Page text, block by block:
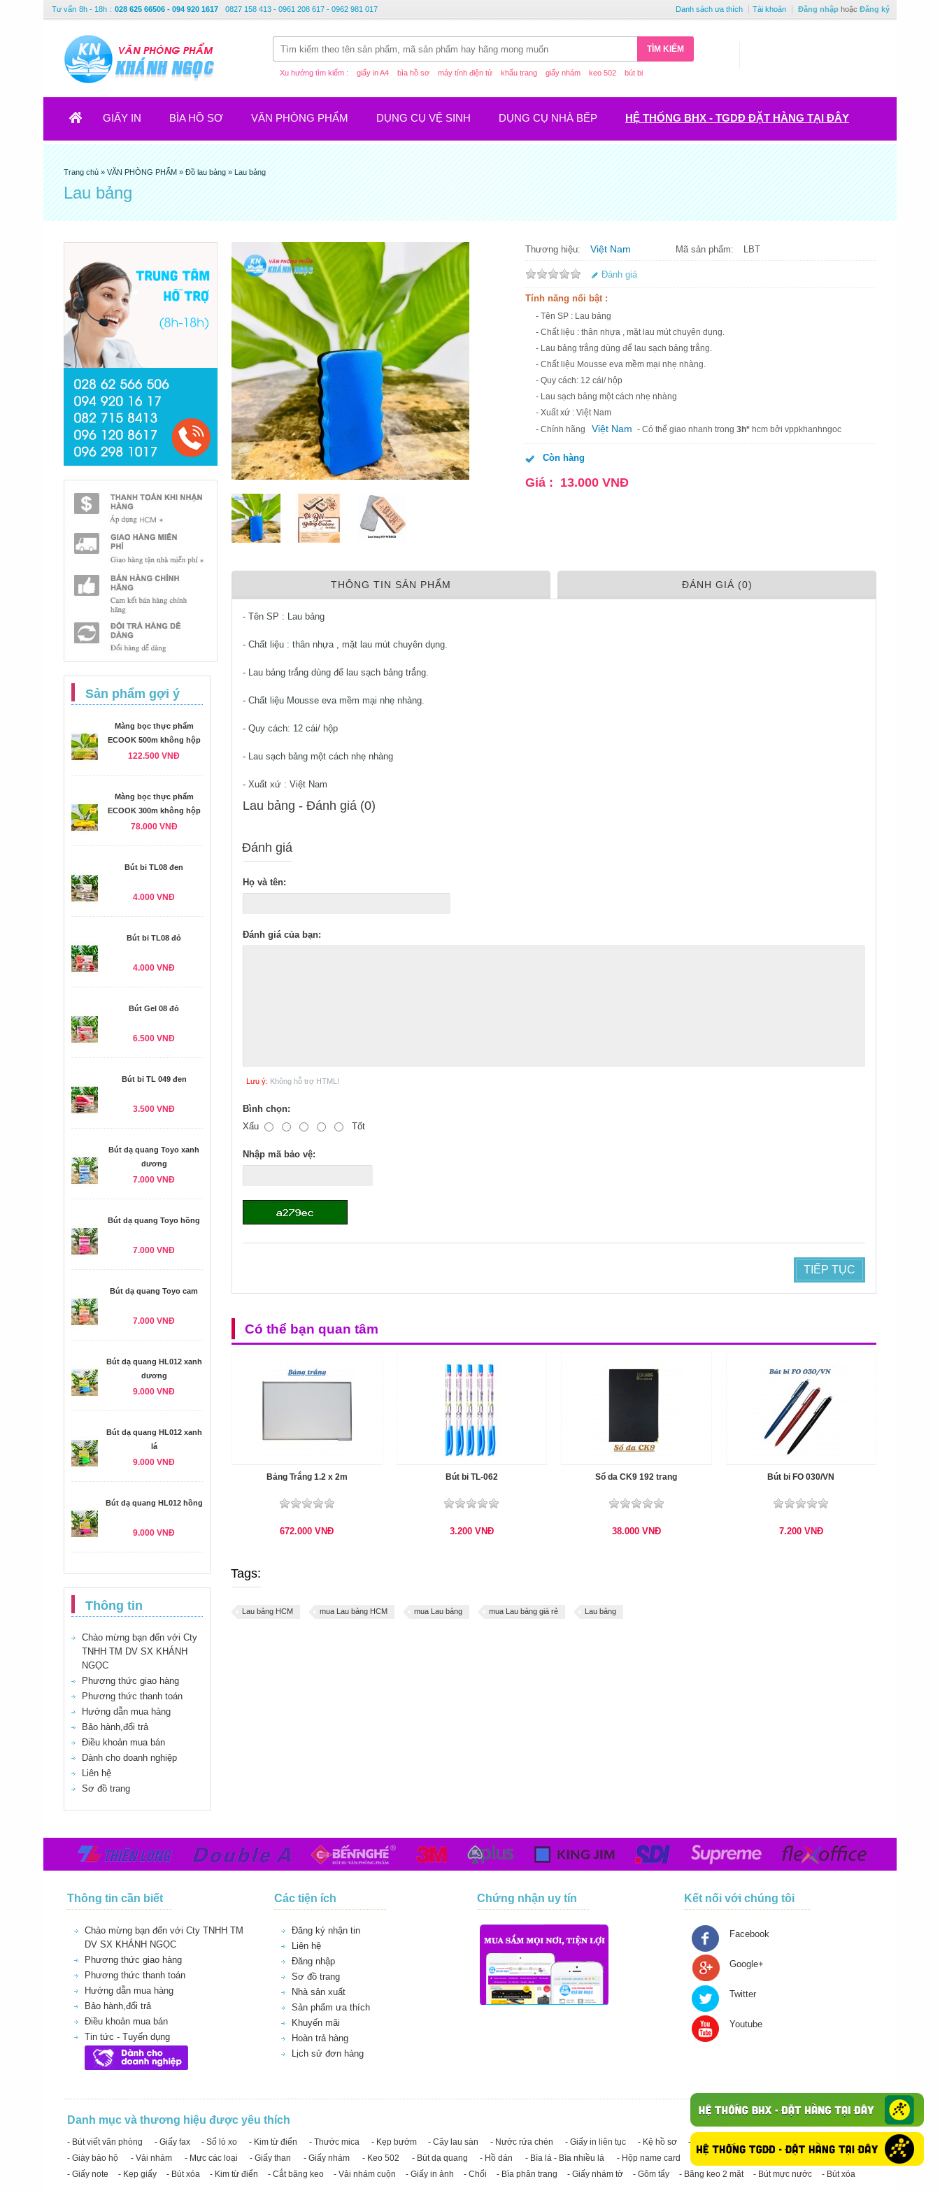
Tư vấn 8h - 18h : 028 625 66506 - 094 920 1617 0827 158 413 - 0961 208 617 - 0962 981 017 Danh sách ưa thích Tài khoản Đăng nhập hoặc Đăng ký
TÌM KIẾM
Xu hướng tìm kiếm : giấy in A4 bìa hồ sơ máy tính điện tử khẩu trang giấy nhám keo 502 bút bi
GIẤY IN BÌA HỒ SƠ VĂN PHÒNG PHẨM DỤNG CỤ VỆ SINH DỤNG CỤ NHÀ BẾP HỆ THỐNG BHX - TGDĐ ĐẶT HÀNG TẠI ĐÂY
Trang chủ»VĂN PHÒNG PHẨM »Đồ lau bảng»Lau bảng
Lau bảng
Sản phẩm gợi ý
Màng bọc thực phẩm
ECOOK 500m không hộp
122.500 VNĐ
Màng bọc thực phẩm
ECOOK 300m không hộp
78.000 VNĐ
Bút bi TL08 đen
4.000 VNĐ
Bút bi TL08 đỏ
4.000 VNĐ
Bút Gel 08 đỏ
6.500 VNĐ
Bút bi TL 049 đen
3.500 VNĐ
Bút dạ quang Toyo xanh
dương
7.000 VNĐ
Bút dạ quang Toyo hồng
7.000 VNĐ
Bút dạ quang Toyo cam
7.000 VNĐ
Bút dạ quang HL012 xanh
dương
9.000 VNĐ
Bút dạ quang HL012 xanh
lá
9.000 VNĐ
Bút dạ quang HL012 hồng
9.000 VNĐ
Thông tin
Chào mừng bạn đến với Cty
TNHH TM DV SX KHÁNH
NGỌC
Phương thức giao hàng
Phương thức thanh toán
Hướng dẫn mua hàng
Bảo hành,đổi trả
Điều khoản mua bán
Dành cho doanh nghiệp
Liên hệ
Sơ đồ trang
Thương hiệu: Việt Nam Mã sản phẩm: LBT
Đánh giá
Tính năng nổi bật :
- Tên SP : Lau bảng
- Chất liệu : thân nhựa , mặt lau mút chuyên dụng.
- Lau bảng trắng dùng để lau sạch bảng trắng.
- Chất liệu Mousse eva mềm mại nhẹ nhàng.
- Quy cách: 12 cái/ hộp
- Lau sạch bảng một cách nhẹ nhàng
- Xuất xứ : Việt Nam
- Chính hãng
Việt Nam - Có thể giao nhanh trong 3h* hcm bởi vppkhanhngoc
Còn hàng
Giá : 13.000 VNĐ
THÔNG TIN SẢN PHẨM ÐÁNH GIÁ (0)
- Tên SP : Lau bảng
- Chất liệu : thân nhựa , mặt lau mút chuyên dụng.
- Lau bảng trắng dùng để lau sạch bảng trắng.
- Chất liệu Mousse eva mềm mại nhẹ nhàng.
- Quy cách: 12 cái/ hộp
- Lau sạch bảng một cách nhẹ nhàng
- Xuất xứ : Việt Nam
Lau bảng - Ðánh giá (0)
Đánh giá
Họ và tên:
Đánh giá của bạn:
Lưu ý: Không hỗ trợ HTML!
Bình chọn:
Xấu
Tốt
Nhập mã bảo vệ:
TIẾP TỤC
Có thể bạn quan tâm
Bảng Trắng 1.2 x 2m
672.000VNĐ
Bút bi TL-062
3.200 VNĐ
Sổ da CK9 192 trang
38.000 VNĐ
Bút bi FO 030/VN
7.200 VNĐ
Tags:
Lau bảng HCM mua Lau bảng HCM mua Lau bảng mua Lau bảng giá rẻ Lau bảng
Thông tin cần biết
Chào mừng bạn đến với Cty TNHH TM
DV SX KHÁNH NGỌC
Phương thức giao hàng
Phương thức thanh toán
Hướng dẫn mua hàng
Bảo hành,đổi trả
Điều khoản mua bán
Tin tức - Tuyển dụng
Các tiện ích
Đăng ký nhận tin
Liên hệ
Đăng nhập
Sơ đồ trang
Nhà sản xuất
Sản phẩm ưa thích
Khuyến mãi
Hoàn trả hàng
Lịch sử đơn hàng
Chứng nhận uy tín Kết nối với chúng tôi
Facebook
Google+
Twitter
Youtube
Danh mục và thương hiệu được yêu thích
- Bút viết văn phòng - Giấy fax - Sổ lò xo - Kim từ điển - Thước mica - Kẹp bướm - Cây lau sàn - Nước rửa chén - Giấy in liên tục - Kệ hồ sơ - Giấy in A4
- Băng keo trong - Băng keo đục
- Giày bảo hộ
- Vải nhám - Mực các loại - Giấy than - Giấy nhám - Keo 502 - Bút dạ quang - Hồ dán - Bìa lá - Bìa nhiều lá - Hộp name card - Giấy in A3 - Giấy vệ sinh
- Keo Silicone
- Giấy note
- Kẹp giấy - Bút xóa - Kim từ điển - Cắt băng keo - Vải nhám cuộn - Giấy in ảnh - Chổi - Bìa phân trang - Giấy nhám tờ - Gôm tẩy - Băng keo 2 mặt - Bút mực nước - Bút xóa